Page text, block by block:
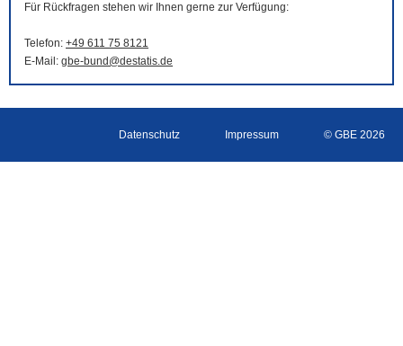
Für Rückfragen stehen wir Ihnen gerne zur Verfügung:
Telefon: +49 611 75 8121
E-Mail : gbe-bund@destatis.de
Datenschutz Impressum © GBE 2026